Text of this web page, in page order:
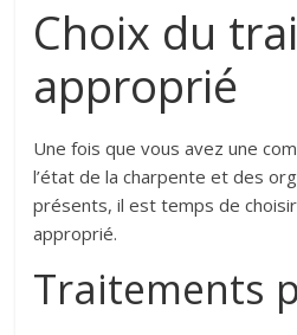
Choix du
approprié
Une fois que vous avez une
l’état de la charpente et des
présents, il est temps de
approprié.
Traitements